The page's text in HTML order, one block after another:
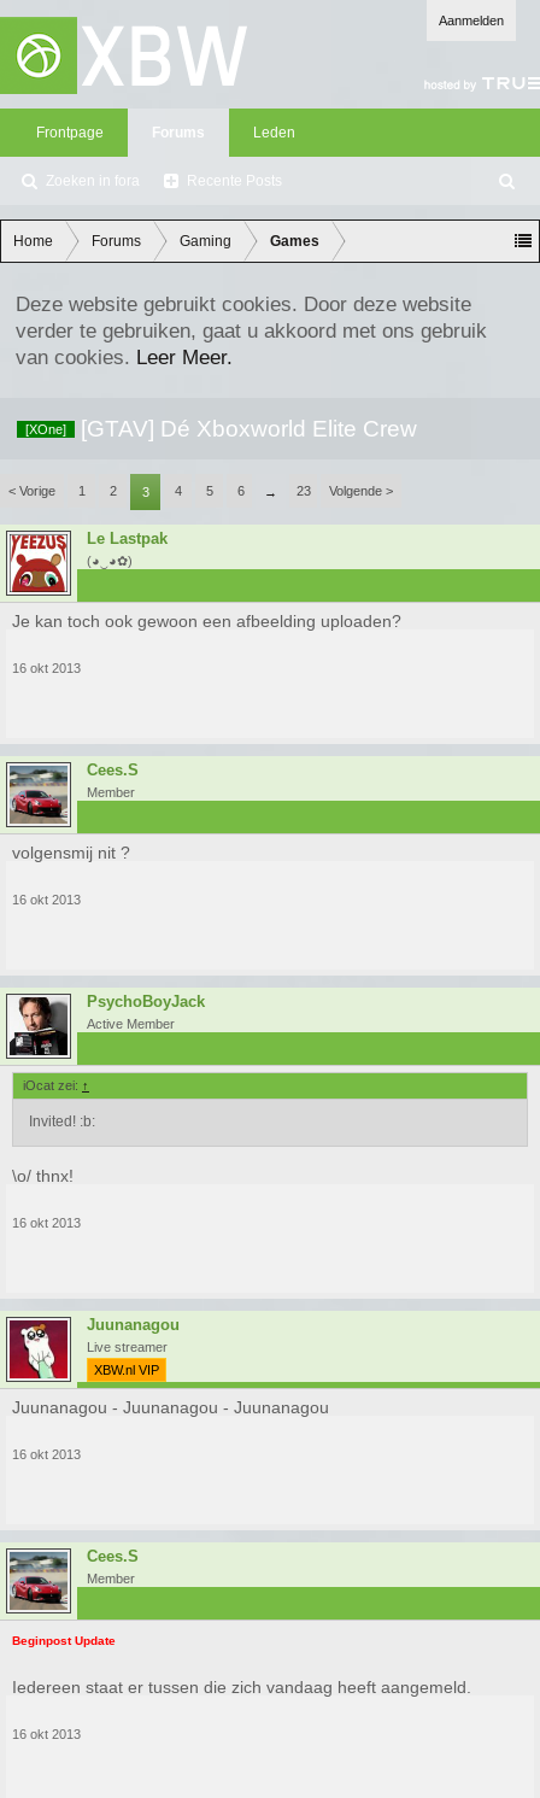
Aanmelden
Frontpage Forums
Zoeken in fora Recente Posts
Leden
oe
ke
n
Home Forums Gaming Games
Deze website gebruikt cookies. Door deze website
verder te gebruiken, gaat u akkoord met ons gebruik
van cookies. Leer Meer.
[XOne] [GTAV] Dé Xboxworld Elite Crew
< Vorige 1 2 3 4 5 6 → 23 Volgende >
Le Lastpak
(◕‿◕✿)
Je kan toch ook gewoon een afbeelding uploaden?
16 okt 2013
Cees.S
Member
volgensmij nit ?
16 okt 2013
PsychoBoyJack
Active Member
iOcat zei: ↑
Invited! :b:
\o/ thnx!
16 okt 2013
Juunanagou
Live streamer
XBW.nl VIP
Juunanagou - Juunanagou - Juunanagou
16 okt 2013
Cees.S
Member
Beginpost Update
Iedereen staat er tussen die zich vandaag heeft aangemeld.
16 okt 2013